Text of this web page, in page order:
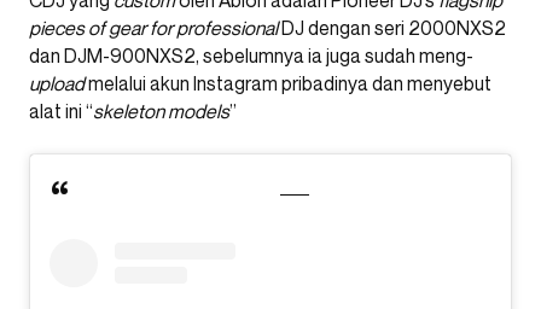
pieces of gear for professionalDJ dengan seri 2000NXS2
dan DJM-900NXS2, sebelumnya ia juga sudah meng-
uploadmelalui akun Instagram pribadinya dan menyebut
alat ini “skeleton models”